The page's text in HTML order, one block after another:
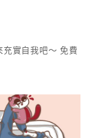
實自我吧～ 免費